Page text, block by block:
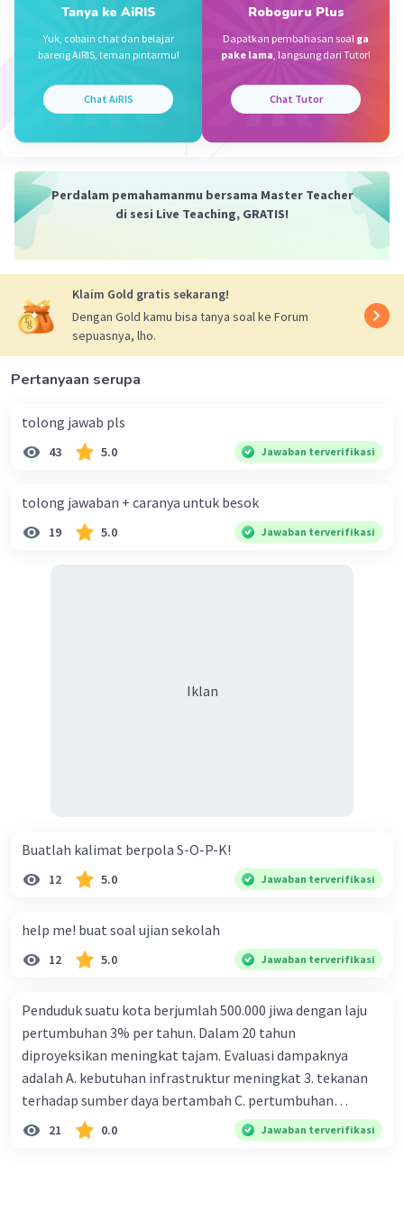
* Ratusan: 6
* Puluhan: 7
* Satuan: 8
* Bilangan Terbesar:
* Ribuan: 8 (angka terbesar)
Jadi, bilangan terbesarnya adalah 8.765.
Jawaban:
Berdasarkan perhitungan di atas, pasangan bilangan
dan 8.765.
Kesimpulan:
Dengan menyusun angka-angka dari yang terkecil
hingga terbesar, kita berhasil menemukan bilangan
Komang K
Tanya ke AiRIS
Yuk, cobain chat dan belajar
bareng AiRIS, teman pintarmu!
Chat AiRIS
Roboguru Plus
Dapatkan pembahasan soal ga
pake lama, langsung dari Tutor!
Chat Tutor
Perdalam pemahamanmu bersama Master Teacher
di sesi Live Teaching, GRATIS!
Klaim Gold gratis sekarang!
Dengan Gold kamu bisa tanya soal ke Forum
sepuasnya, lho.
Pertanyaan serupa
tolong jawab pls
43 5.0 Jawaban terverifikasi
tolong jawaban + caranya untuk besok
19 5.0 Jawaban terverifikasi
Iklan
Buatlah kalimat berpola S-O-P-K!
12 5.0 Jawaban terverifikasi
help me! buat soal ujian sekolah
12 5.0 Jawaban terverifikasi
Penduduk suatu kota berjumlah 500.000 jiwa dengan laju
pertumbuhan 3% per tahun. Dalam 20 tahun
diproyeksikan meningkat tajam. Evaluasi dampaknya
adalah A. kebutuhan infrastruktur meningkat 3. tekanan
terhadap sumber daya bertambah C. pertumbuhan
eksponensial berdampak jangka panjang D. tidak
memengaruhi tata ruang E. proyeksi penduduk penting
21 0.0 Jawaban terverifikasi